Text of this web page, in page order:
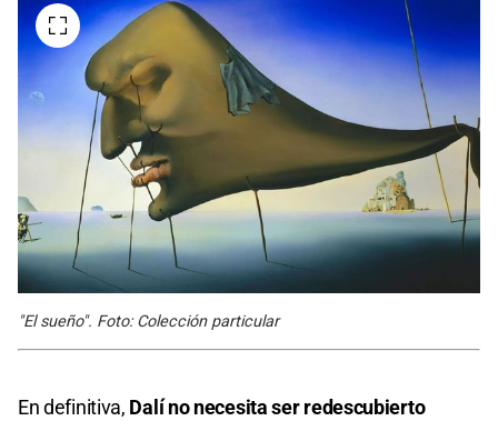
"El sueño". Foto: Colección particular
En definitiva, Dalí no necesita ser redescubierto